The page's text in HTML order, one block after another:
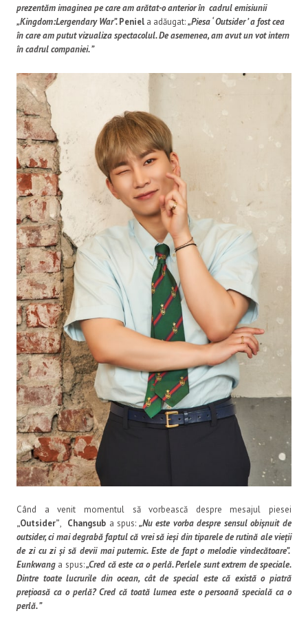
prezentăm imaginea pe care am arătat-o ​​anterior în cadrul emisiunii
„Kingdom:Lergendary War”.Peniel a adăugat:„Piesa ‘ Outsider ’ a fost cea
în care am putut vizualiza spectacolul. De asemenea, am avut un vot intern
în cadrul companiei. ”
Când a venit momentul să vorbească despre mesajul piesei
„Outsider”, Changsub a spus: „Nu este vorba despre sensul obișnuit de
outsider, ci mai degrabă faptul că vrei să ieși din tiparele de rutină ale vieții
de zi cu zi și să devii mai puternic. Este de fapt o melodie vindecătoare”.
Eunkwang a spus:„Cred că este ca o perlă. Perlele sunt extrem de speciale.
Dintre toate lucrurile din ocean, cât de special este că există o piatră
prețioasă ca o perlă? Cred că toată lumea este o persoană specială ca o
perlă. ”